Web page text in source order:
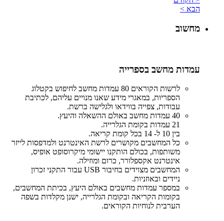
הבא >
מחשוב
עמדות מחשב בספרייה
לרשות הקוראים 80 עמדות מחשב לחיפוש בקטלוג
הספריות, במאגרי מידע שאנו מנויים עליהם, לכתיבת
עבודות, צפייה בווידאו ולגלישה ברשת.
40 עמדות מחשב באולם ההשאלה והיעץ.
21 עמדות בקומת הגלרייה.
בין 10 ל- 14 בכל קומת קריאה.
כל המחשבים מקושרים לרשת האינטרנט ולמדפסות לייזר
משותפות, בכולם הותקנו יישומי מיקרוסופט אופיס,
אינטרנט אקספלורר, כרום ומוזילה.
המחשבים מצוידים בחיבור USB עבור התקני זכרון
ניידים ובאוזניות.
במספר עמדות מחשבים באולם היעץ, בכיתת המחשבים,
בקומות הקריאה ובקומת הגלרייה, ישנן מקלדות בשפה
הערבית לנוחיות הקוראים.